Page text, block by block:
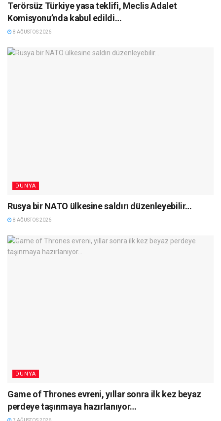
Terörsüz Türkiye yasa teklifi, Meclis Adalet
Komisyonu’nda kabul edildi…
8 AĞUSTOS 2026
DÜNYA
Rusya bir NATO ülkesine saldırı düzenleyebilir…
8 AĞUSTOS 2026
DÜNYA
Game of Thrones evreni, yıllar sonra ilk kez beyaz
perdeye taşınmaya hazırlanıyor…